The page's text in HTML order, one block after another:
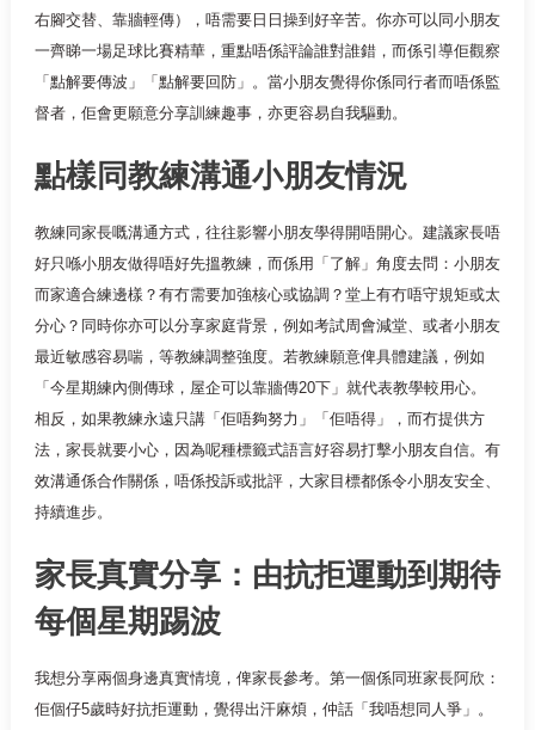
右腳交替、靠牆輕傳），唔需要日日操到好辛苦。你亦可以同小朋友
一齊睇一場足球比賽精華，重點唔係評論誰對誰錯，而係引導佢觀察
「點解要傳波」「點解要回防」。當小朋友覺得你係同行者而唔係監
督者，佢會更願意分享訓練趣事，亦更容易自我驅動。
點樣同教練溝通小朋友情況
教練同家長嘅溝通方式，往往影響小朋友學得開唔開心。建議家長唔
好只喺小朋友做得唔好先搵教練，而係用「了解」角度去問：小朋友
而家適合練邊樣？有冇需要加強核心或協調？堂上有冇唔守規矩或太
分心？同時你亦可以分享家庭背景，例如考試周會減堂、或者小朋友
最近敏感容易喘，等教練調整強度。若教練願意俾具體建議，例如
「今星期練內側傳球，屋企可以靠牆傳20下」就代表教學較用心。
相反，如果教練永遠只講「佢唔夠努力」「佢唔得」，而冇提供方
法，家長就要小心，因為呢種標籤式語言好容易打擊小朋友自信。有
效溝通係合作關係，唔係投訴或批評，大家目標都係令小朋友安全、
持續進步。
家長真實分享：由抗拒運動到期待
每個星期踢波
我想分享兩個身邊真實情境，俾家長參考。第一個係同班家長阿欣：
佢個仔5歲時好抗拒運動，覺得出汗麻煩，仲話「我唔想同人爭」。